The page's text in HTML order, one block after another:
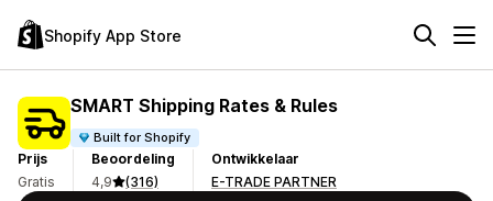
Shopify App Store
SMART Shipping Rates & Rules
Built for Shopify
Prijs
Gratis
Beoordeling
4,9
(316)
Ontwikkelaar
E-TRADE PARTNER